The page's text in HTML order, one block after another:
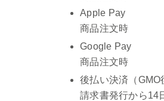
Apple Pay
商品注文時
Google Pay
商品注文時
後払い決済（GMO
請求書発行から14